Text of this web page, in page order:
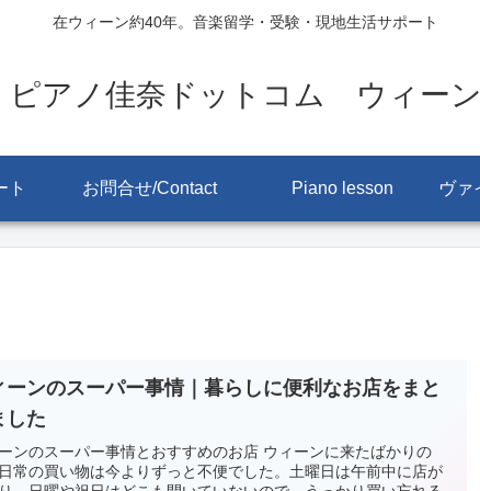
在ウィーン約40年。音楽留学・受験・現地生活サポート
ピアノ佳奈ドットコム ウィーン
ト お問合せ/Contact Piano lesson
ーンのスーパー事情｜暮らしに便利なお店をまと
した
ンのスーパー事情とおすすめのお店 ウィーンに来たばかりの
常の買い物は今よりずっと不便でした。土曜日は午前中に店が